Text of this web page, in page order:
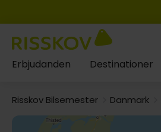
Erbjudanden Destinationer
Risskov Bilsemester Danmark